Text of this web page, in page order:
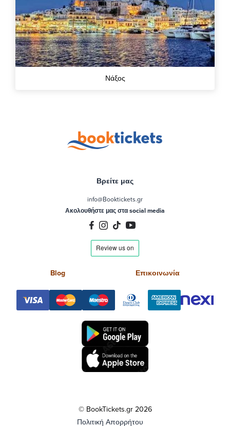
Νάξος
Βρείτε μας
info@Booktickets.gr
Ακολουθήστε μας στα social media
Blog Επικοινωνία
© BookTickets.gr 2026
Πολιτική Απορρήτου